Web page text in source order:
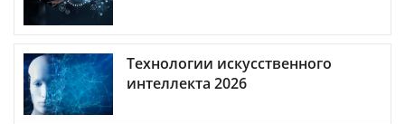
Технологии искусственного
интеллекта 2026